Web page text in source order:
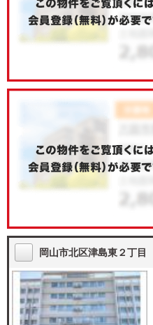
岡山市北区津島東２丁目